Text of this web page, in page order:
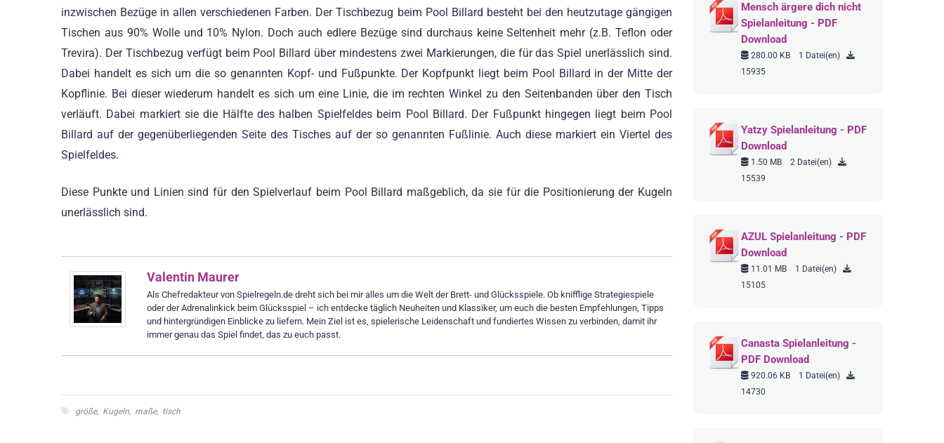
inzwischen Bezüge in allen verschiedenen Farben. Der Tischbezug beim Pool Billard besteht bei den heutzutage gängigen
Tischen aus 90% Wolle und 10% Nylon. Doch auch edlere Bezüge sind durchaus keine Seltenheit mehr (z.B. Teflon oder
Trevira). Der Tischbezug verfügt beim Pool Billard über mindestens zwei Markierungen, die für das Spiel unerlässlich sind.
Dabei handelt es sich um die so genannten Kopf- und Fußpunkte. Der Kopfpunkt liegt beim Pool Billard in der Mitte der
Kopflinie. Bei dieser wiederum handelt es sich um eine Linie, die im rechten Winkel zu den Seitenbanden über den Tisch
verläuft. Dabei markiert sie die Hälfte des halben Spielfeldes beim Pool Billard. Der Fußpunkt hingegen liegt beim Pool
Billard auf der gegenüberliegenden Seite des Tisches auf der so genannten Fußlinie. Auch diese markiert ein Viertel des
Spielfeldes.
Diese Punkte und Linien sind für den Spielverlauf beim Pool Billard maßgeblich, da sie für die Positionierung der Kugeln
unerlässlich sind.
Valentin Maurer
Als Chefredakteur von Spielregeln.de dreht sich bei mir alles um die Welt der Brett- und Glücksspiele. Ob knifflige Strategiespiele
oder der Adrenalinkick beim Glücksspiel – ich entdecke täglich Neuheiten und Klassiker, um euch die besten Empfehlungen, Tipps
und hintergründigen Einblicke zu liefern. Mein Ziel ist es, spielerische Leidenschaft und fundiertes Wissen zu verbinden, damit ihr
immer genau das Spiel findet, das zu euch passt.
größe, Kugeln, maße, tisch
Mensch ärgere dich nicht
Spielanleitung - PDF
Download
280.00 KB
1 Datei(en)
15935
Yatzy Spielanleitung - PDF
Download
1.50 MB
2 Datei(en)
15539
AZUL Spielanleitung - PDF
Download
11.01 MB
1 Datei(en)
15105
Canasta Spielanleitung -
PDF Download
920.06 KB
1 Datei(en)
14730